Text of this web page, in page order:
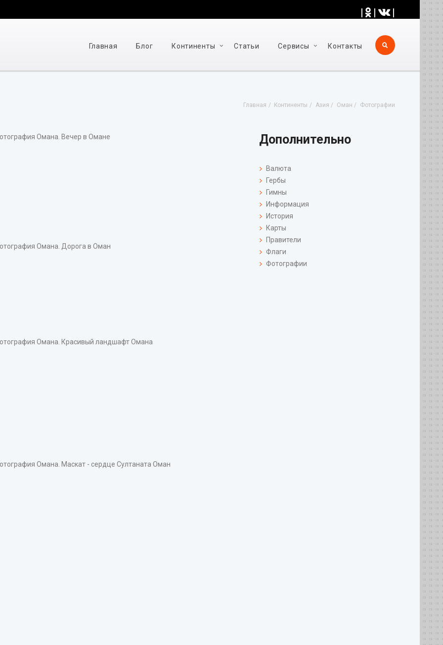
| | |
Главная Блог Континенты Статьи Cервисы Контакты
Главная Континенты Азия Оман Фотографии
Омана. Вечер в Омане
Омана. Дорога в Оман
Омана. Красивый ландшафт Омана
Омана. Маскат - сердце Султаната Оман
Дополнительно
Валюта
Гербы
Гимны
Информация
История
Карты
Правители
Флаги
Фотографии